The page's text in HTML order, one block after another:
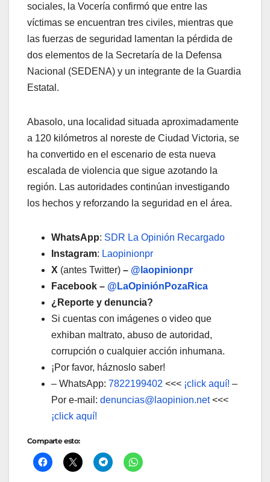
sociales, la Vocería confirmó que entre las
víctimas se encuentran tres civiles, mientras que
las fuerzas de seguridad lamentan la pérdida de
dos elementos de la Secretaría de la Defensa
Nacional (SEDENA) y un integrante de la Guardia
Estatal.
Abasolo, una localidad situada aproximadamente
a 120 kilómetros al noreste de Ciudad Victoria, se
ha convertido en el escenario de esta nueva
escalada de violencia que sigue azotando la
región. Las autoridades continúan investigando
los hechos y reforzando la seguridad en el área.
WhatsApp: SDR La Opinión Recargado
Instagram: Laopinionpr
X (antes Twitter) – @laopinionpr
Facebook – @LaOpiniónPozaRica
¿Reporte y denuncia?
Si cuentas con imágenes o video que
exhiban maltrato, abuso de autoridad,
corrupción o cualquier acción inhumana.
¡Por favor, háznoslo saber!
– WhatsApp: 7822199402 <<< ¡click aquí! –
Por e-mail: denuncias@laopinion.net<<<
¡click aquí!
Comparte esto: